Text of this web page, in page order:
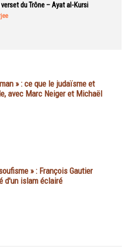
du Trône – Ayat al-Kursi
» : ce que le judaïsme et
avec Marc Neiger et Michaël
» : François Gautier
d'un islam éclairé